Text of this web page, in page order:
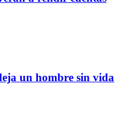
un hombre sin vida